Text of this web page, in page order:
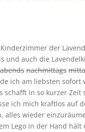
der
und auch die
abends nachmittags
ich am liebsten sofort
in so kurzer Zeit
ich mich kraftlos auf
wieder
Lego in der Hand hält